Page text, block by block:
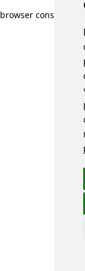
browser console for